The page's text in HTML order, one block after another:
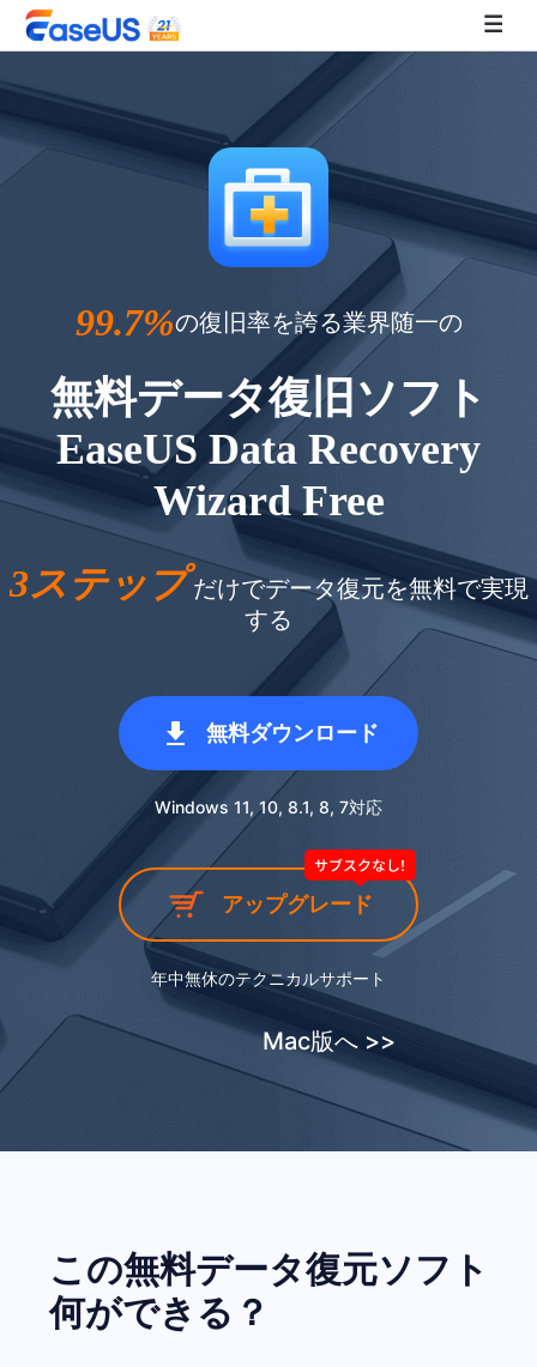
EaseUS
99.7%の復旧率を誇る業界随一の
無料データ復旧ソフト
EaseUS Data Recovery
Wizard Free
3ステップ だけでデータ復元を無料で実現
する
無料ダウンロード
Windows 11, 10, 8.1, 8, 7対応
アップグレード
年中無休のテクニカルサポート
Mac版へ >>
この無料データ復元ソフト
何ができる？